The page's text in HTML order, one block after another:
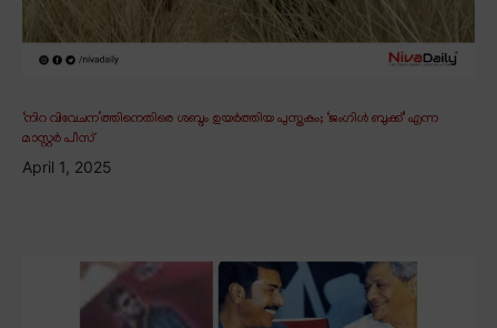
‘നിറ വിവേചന’ത്തിനെതിരെ ശബ്ദം ഉയർത്തിയ പുസ്തകം; ‘ജംഗിൾ ബുക്ക്’ എന്ന
മാസ്റ്റർ പീസ്
April 1, 2025